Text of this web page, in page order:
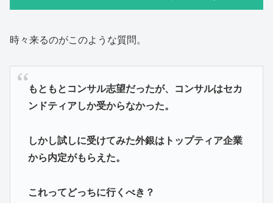
時々来るのがこのような質問。
もともとコンサル志望だったが、コンサルはセカ
ンドティアしか受からなかった。
しかし試しに受けてみた外銀はトップティア企業
から内定がもらえた。
これってどっちに行くべき？